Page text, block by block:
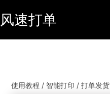
风速打单
使用教程 / 智能打印 / 打单发货